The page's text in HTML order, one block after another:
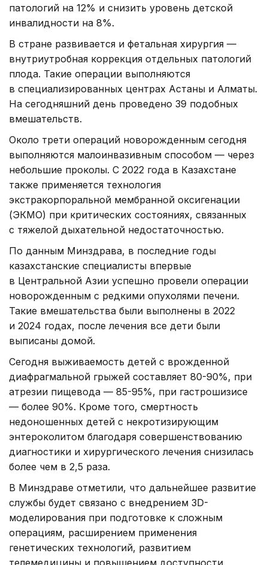
патологий на 12% и снизить уровень детской
инвалидности на 8%.
В стране развивается и фетальная хирургия —
внутриутробная коррекция отдельных патологий
плода. Такие операции выполняются
в специализированных центрах Астаны и Алматы.
На сегодняшний день проведено 39 подобных
вмешательств.
Около трети операций новорожденным сегодня
выполняются малоинвазивным способом — через
небольшие проколы. С 2022 года в Казахстане
также применяется технология
экстракорпоральной мембранной оксигенации
(ЭКМО) при критических состояниях, связанных
с тяжелой дыхательной недостаточностью.
По данным Минздрава, в последние годы
казахстанские специалисты впервые
в Центральной Азии успешно провели операции
новорожденным с редкими опухолями печени.
Такие вмешательства были выполнены в 2022
и 2024 годах, после лечения все дети были
выписаны домой.
Сегодня выживаемость детей с врожденной
диафрагмальной грыжей составляет 80-90%, при
атрезии пищевода — 85-95%, при гастрошизисе
— более 90%. Кроме того, смертность
недоношенных детей с некротизирующим
энтероколитом благодаря совершенствованию
диагностики и хирургического лечения снизилась
более чем в 2,5 раза.
В Минздраве отметили, что дальнейшее развитие
службы будет связано с внедрением 3D-
моделирования при подготовке к сложным
операциям, расширением применения
генетических технологий, развитием